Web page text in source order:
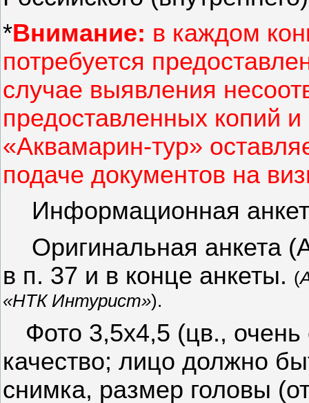
*Внимание: в каждом
потребуется
случае выявления
предоставленных копий
«Аквамарин-тур»
подаче документов на
Информационная
Оригинальная анкета
в п. 37 и в конце анкеты. (
«НТК Интурист»).
Фото 3,5х4,5 (цв.,
качество; лицо должно
снимка, размер головы